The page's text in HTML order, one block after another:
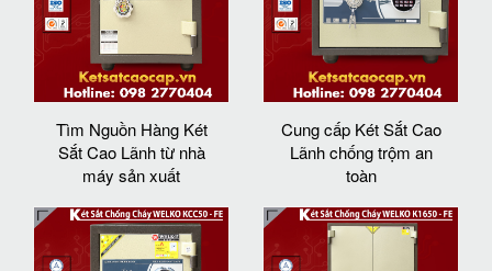
Tìm Nguồn Hàng Két
Sắt Cao Lãnh từ nhà
máy sản xuất
Cung cấp Két Sắt Cao
Lãnh chống trộm an
toàn